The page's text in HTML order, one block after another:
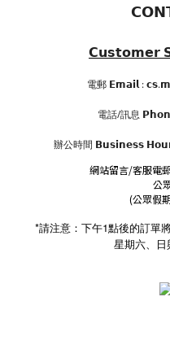
𝗖𝘂𝘀𝘁𝗼𝗺𝗲𝗿
電郵 𝗘𝗺𝗮𝗶𝗹 :
電話/訊息
辦公時間 𝗕𝘂𝘀𝗶𝗻𝗲𝘀𝘀
網站留言/客服電
公
(公眾假
*請注意：下午1點後的訂單
星期六、日